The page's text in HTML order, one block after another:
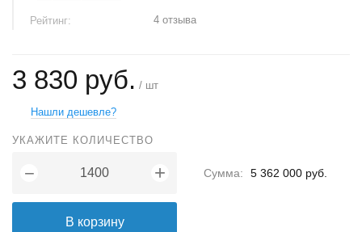
Рейтинг: 4 отзыва
3 830 руб. / шт
Нашли дешевле?
УКАЖИТЕ КОЛИЧЕСТВО
− + Сумма: 5 362 000 руб.
В корзину